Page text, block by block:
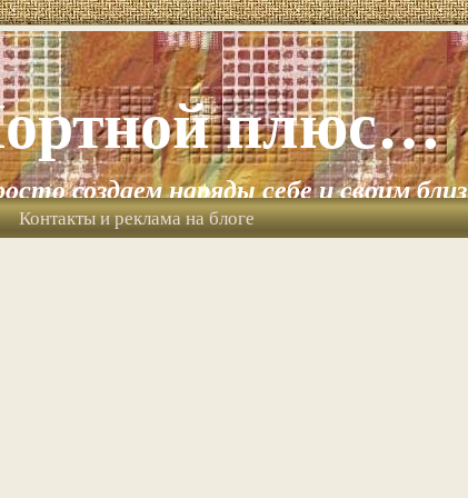
плюс…
создаем наряды себе и своим
Контакты и реклама на блоге